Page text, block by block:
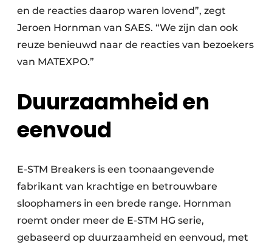
Metaalrecyclage
Papierafval
Textielrecyclage
en de reacties daarop waren lovend”, zegt
Jeroen Hornman van SAES. “We zijn dan ook
reuze benieuwd naar de reacties van bezoekers
van MATEXPO.”
Duurzaamheid en
eenvoud
E-STM Breakers is een toonaangevende
fabrikant van krachtige en betrouwbare
sloophamers in een brede range. Hornman
roemt onder meer de E-STM HG serie,
gebaseerd op duurzaamheid en eenvoud, met